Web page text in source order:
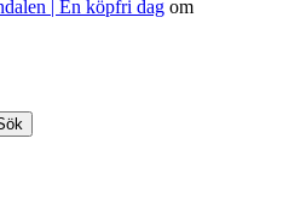
| En köpfri dag om